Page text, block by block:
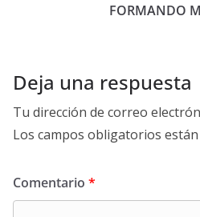
FORMANDO
Deja una respuesta
Tu dirección de correo
Los campos obligatorios
Comentario *